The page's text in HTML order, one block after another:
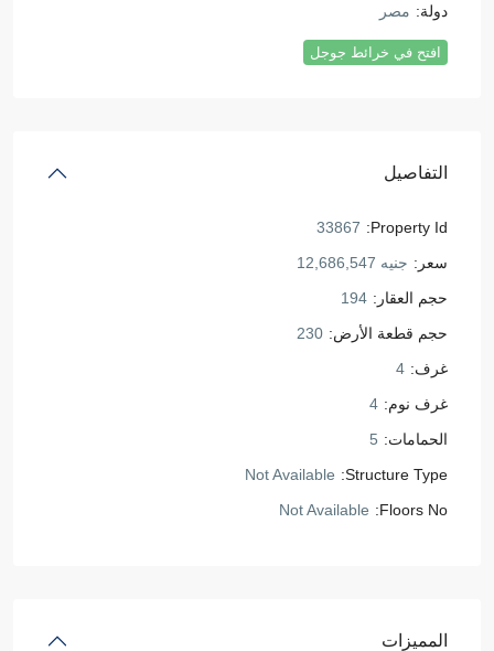
دولة: مصر
افتح في خرائط جوجل
التفاصيل
Property Id:
33867
سعر: جنيه 12,686,547
حجم العقار: 194
حجم قطعة الأرض: 230
غرف: 4
غرف نوم: 4
الحمامات: 5
Structure Type:
Not Available
Floors No:
Not Available
المميزات